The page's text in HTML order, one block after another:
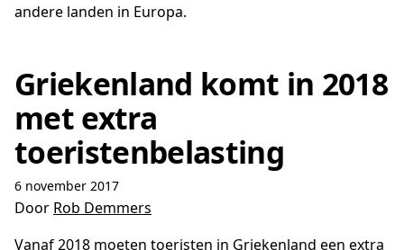
andere landen in Europa.
Griekenland komt in 2018
met extra
toeristenbelasting
6 november 2017
Door Rob Demmers
Vanaf 2018 moeten toeristen in Griekenland een extra